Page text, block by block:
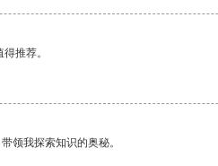
推荐。
领我探索知识的奥秘。